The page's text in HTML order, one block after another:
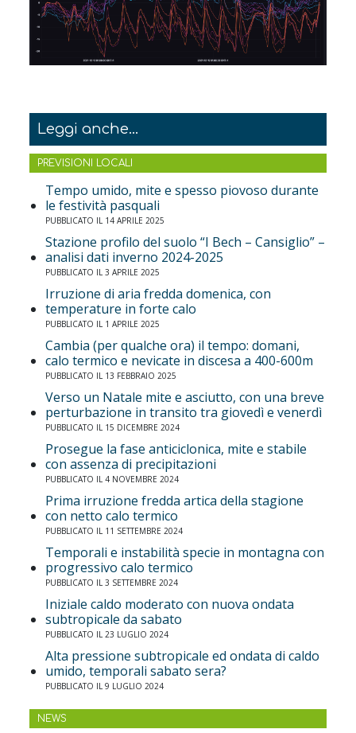
Leggi anche...
PREVISIONI LOCALI
Tempo umido, mite e spesso piovoso durante
le festività pasquali
PUBBLICATO IL 14 APRILE 2025
Stazione profilo del suolo “I Bech – Cansiglio” –
analisi dati inverno 2024-2025
PUBBLICATO IL 3 APRILE 2025
Irruzione di aria fredda domenica, con
temperature in forte calo
PUBBLICATO IL 1 APRILE 2025
Cambia (per qualche ora) il tempo: domani,
calo termico e nevicate in discesa a 400-600m
PUBBLICATO IL 13 FEBBRAIO 2025
Verso un Natale mite e asciutto, con una breve
perturbazione in transito tra giovedì e venerdì
PUBBLICATO IL 15 DICEMBRE 2024
Prosegue la fase anticiclonica, mite e stabile
con assenza di precipitazioni
PUBBLICATO IL 4 NOVEMBRE 2024
Prima irruzione fredda artica della stagione
con netto calo termico
PUBBLICATO IL 11 SETTEMBRE 2024
Temporali e instabilità specie in montagna con
progressivo calo termico
PUBBLICATO IL 3 SETTEMBRE 2024
Iniziale caldo moderato con nuova ondata
subtropicale da sabato
PUBBLICATO IL 23 LUGLIO 2024
Alta pressione subtropicale ed ondata di caldo
umido, temporali sabato sera?
PUBBLICATO IL 9 LUGLIO 2024
NEWS